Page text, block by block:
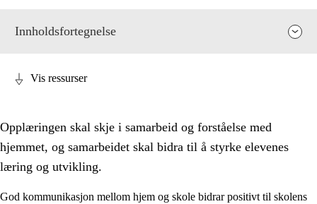
Innholdsfortegnelse
Vis ressurser
Opplæringen skal skje i samarbeid og forståelse med
hjemmet, og samarbeidet skal bidra til å styrke elevenes
læring og utvikling.
God kommunikasjon mellom hjem og skole bidrar positivt til skolens